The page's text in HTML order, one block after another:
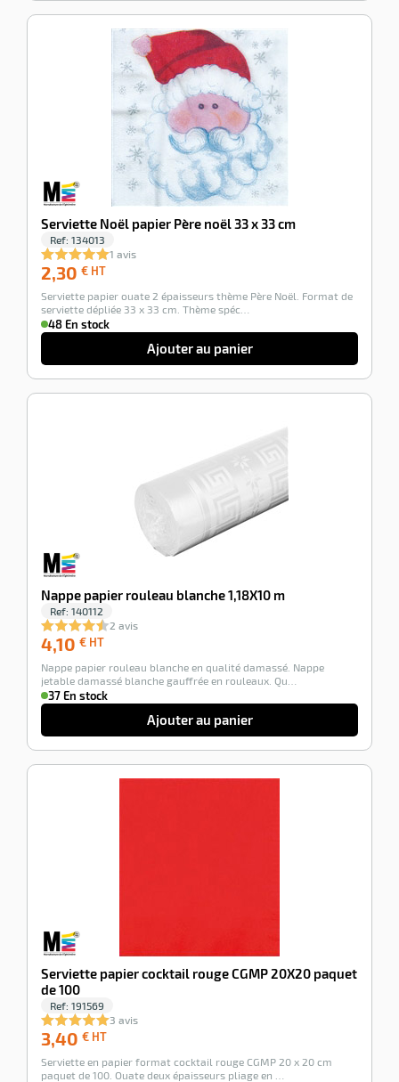
Serviette Noël papier Père noël 33 x 33 cm
Ref: 134013
1 avis
2,30 € HT
HT
Serviette papier ouate 2 épaisseurs thème Père Noël. Format de
serviette dépliée 33 x 33 cm. Thème spéc…
48 En stock
Ajouter au panier
Nappe papier rouleau blanche 1,18X10 m
Ref: 140112
2 avis
4,10 € HT
HT
Nappe papier rouleau blanche en qualité damassé. Nappe
jetable damassé blanche gauffrée en rouleaux. Qu…
37 En stock
Ajouter au panier
Serviette papier cocktail rouge CGMP 20X20 paquet
de 100
Ref: 191569
3 avis
3,40 € HT
HT
Serviette en papier format cocktail rouge CGMP 20 x 20 cm
paquet de 100. Ouate deux épaisseurs pliage en …